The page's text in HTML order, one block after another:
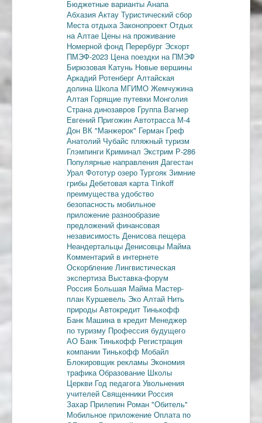
Бюджетные варианты Анапа
Абхазия Актау Туристический сбор
Места отдыха Законопроект Отдых
на Алтае Цены на проживание
Номерной фонд Перербург Эскорт
ПМЭФ-2023 Цена поездки на ПМЭФ
Бирюзовая Катунь Новые вершины
Аркадий Ротенберг Алтайская
долина Школа МГИМО Жемчужина
Алтая Горящие путевки Монголия
Страна динозавров Группа Вагнер
Евгений Пригожин Автотрасса М-4
Дон ВК "Манжерок" Герман Греф
Анатолий Чубайс пляжный туризм
Глэмпинги Криминал Экстрим Р-286
Популярные направления Дагестан
Урал Фототур озеро Тургояк Зимние
грибы Дебетовая карта Tinkoff
преимущества удобство
безопасность мобильное
приложение разнообразие
предложений финансовая
независимость Денисова пещера
Неандертальцы Денисовцы Майма
Комментарий в интернете
Оскорбление Лингвистическая
экспертиза Выставка-форум
Россия Большая Майма Мастер-
план Куршевель Эко Алтай Нить
природы Автокредит Тинькофф
Банк Машина в кредит Менеджер
по туризму Профессия будущего
АО Банк Тинькофф Регистрация
компании Тинькофф Мобайл
Блокировщик рекламы Экономия
трафика Образование Школы
Церкви Год педагога Увольнения
учителей Священники Россия
Захар Прилепин Роман "Обитель"
Мобильное приложение Оплата по